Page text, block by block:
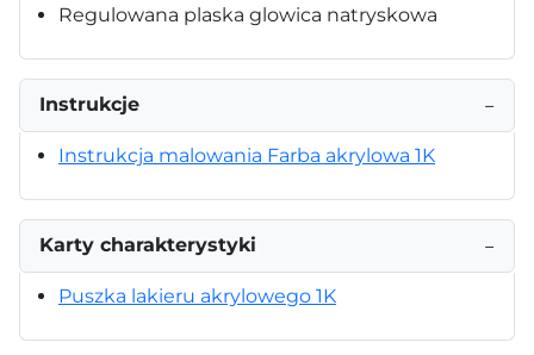
Regulowana plaska glowica natryskowa
Instrukcje −
Instrukcja malowania Farba akrylowa 1K
Karty charakterystyki −
Puszka lakieru akrylowego 1K